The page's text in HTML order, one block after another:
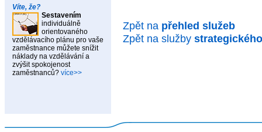
Víte, že?
Sestavením
individuálně
orientovaného
vzdělávacího plánu pro vaše
zaměstnance můžete snížit
náklady na vzdělávání a
zvýšit spokojenost
zaměstnanců? více>>
Zpět na přehled služeb
Zpět na služby